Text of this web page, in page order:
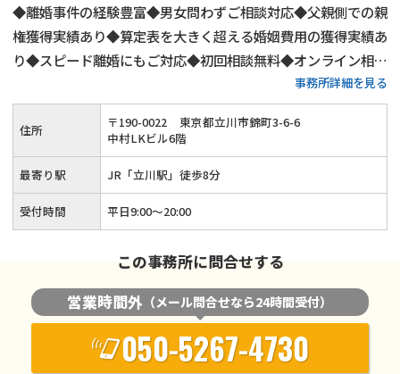
◆離婚事件の経験豊富◆男女問わずご相談対応◆父親側での親
権獲得実績あり◆算定表を大きく超える婚姻費用の獲得実績あ
り◆スピード離婚にもご対応◆初回相談無料◆オンライン相談
にもご対応◆平日20時までご相談受付◆土日祝日もご予約可
◆「立川駅」から徒歩8分
事務所詳細を見る
住所 〒190-0022
東京都立川市錦町3-6-6
中村LKビル6階
最寄り駅 JR「立川駅」徒歩8分
受付時間 平日9:00〜20:00
この事務所に問合せする
営業時間外 （メール問合せなら24時間受付）
050-5267-4730